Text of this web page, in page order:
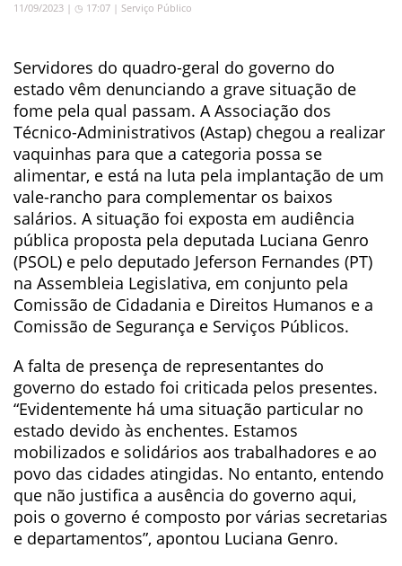
11/09/2023 | ◷ 17:07 | Serviço Público
Servidores do quadro-geral do governo do
estado vêm denunciando a grave situação de
fome pela qual passam. A Associação dos
Técnico-Administrativos (Astap) chegou a realizar
vaquinhas para que a categoria possa se
alimentar, e está na luta pela implantação de um
vale-rancho para complementar os baixos
salários. A situação foi exposta em audiência
pública proposta pela deputada Luciana Genro
(PSOL) e pelo deputado Jeferson Fernandes (PT)
na Assembleia Legislativa, em conjunto pela
Comissão de Cidadania e Direitos Humanos e a
Comissão de Segurança e Serviços Públicos.
A falta de presença de representantes do
governo do estado foi criticada pelos presentes.
“Evidentemente há uma situação particular no
estado devido às enchentes. Estamos
mobilizados e solidários aos trabalhadores e ao
povo das cidades atingidas. No entanto, entendo
que não justifica a ausência do governo aqui,
pois o governo é composto por várias secretarias
e departamentos”, apontou Luciana Genro.